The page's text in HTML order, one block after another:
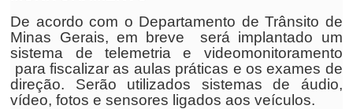
De acordo com o Departamento de Trânsito de
Minas Gerais, em breve será implantado um
sistema de telemetria e videomonitoramento
para fiscalizar as aulas práticas e os exames de
direção. Serão utilizados sistemas de áudio,
vídeo, fotos e sensores ligados aos veículos.